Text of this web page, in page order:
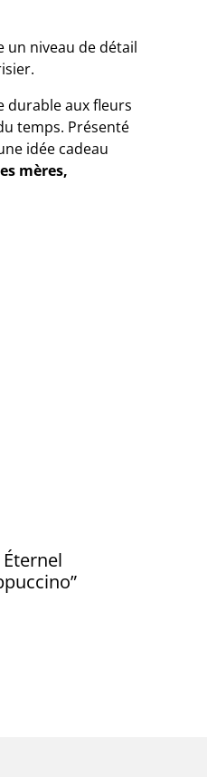
un niveau de détail
durable aux fleurs
temps. Présenté
idée cadeau
mères,